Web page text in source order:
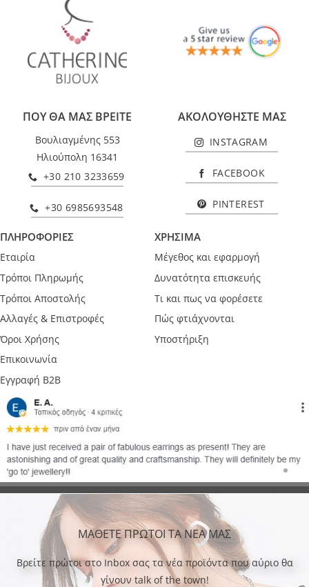
ΠΟΥ ΘΑ ΜΑΣ ΒΡΕΙΤΕ
Βουλιαγμένης 553
Ηλιούπολη 16341
+30 210 3233659
+30 6985693548
ΑΚΟΛΟΥΘΗΣΤΕ ΜΑΣ
INSTAGRAM
FACEBOOK
PINTEREST
ΠΛΗΡΟΦΟΡΙΕΣ
Εταιρία
Τρόποι Πληρωμής
Τρόποι Αποστολής
Αλλαγές & Επιστροφές
Όροι Χρήσης
Επικοινωνία
Εγγραφή B2B
ΧΡΗΣΙΜΑ
Μέγεθος και εφαρμογή
Δυνατότητα επισκευής
Τι και πως να φορέσετε
Πώς φτιάχνονται
Υποστήριξη
ΜΑΘΕΤΕ ΠΡΩΤΟΙ ΤΑ ΝΕΑ ΜΑΣ
Bρείτε πρώτοι στο Inbox σας τα νέα προϊόντα που αύριο θα
γίνουν talk of the town!